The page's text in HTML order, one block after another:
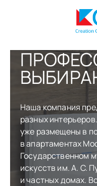
Наша компания
разных
уже размещены в
в апартаментах
Государственном
искусств им. А. С.
и частных домах.